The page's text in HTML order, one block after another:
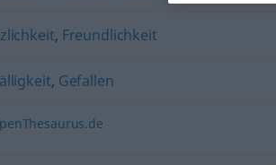
, Freundlichkeit
, Gefallen